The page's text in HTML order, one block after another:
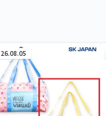
26.08.05